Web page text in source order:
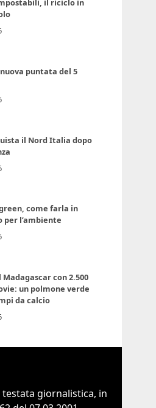
il riciclo in
puntata del 5
il Nord Italia dopo
come farla in
per l’ambiente
con 2.500
un polmone verde
da calcio
testata giornalistica, in